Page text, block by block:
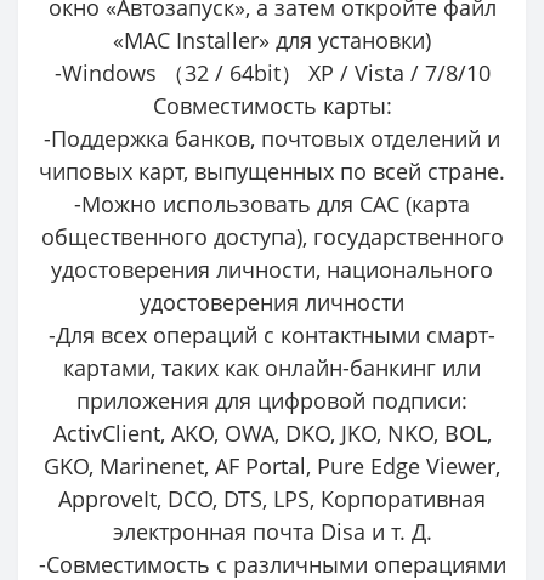
окно «Автозапуск», а затем откройте файл
«MAC Installer» для установки)
-Windows （32 / 64bit） XP / Vista / 7/8/10
Совместимость карты:
-Поддержка банков, почтовых отделений и
чиповых карт, выпущенных по всей стране.
-Можно использовать для CAC (карта
общественного доступа), государственного
удостоверения личности, национального
удостоверения личности
-Для всех операций с контактными смарт-
картами, таких как онлайн-банкинг или
приложения для цифровой подписи:
ActivClient, AKO, OWA, DKO, JKO, NKO, BOL,
GKO, Marinenet, AF Portal, Pure Edge Viewer,
ApproveIt, DCO, DTS, LPS, Корпоративная
электронная почта Disa и т. Д.
-Совместимость с различными операциями